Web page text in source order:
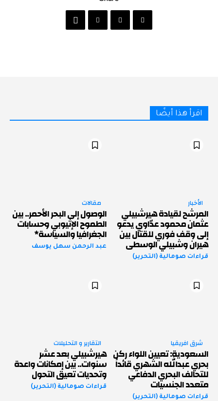
اقرأ هذا أيضًا
الأخبار
المرشح لقيادة هيرشبيلي
عثمان محمود عدّاوي يدعو
إلى وقف فوري للقتال بين
هيران وشبيلي الوسطى
قراءات صومالية (التحرير)
مقالات
الوصول إلى البحر الأحمر.. بين
الطموح الإثيوبي وحسابات
الجغرافيا والسياسة*
عبد الرحمن سهل يوسف
شرق افريقيا
السعودية: تعيين اللواء ركن
بحري عبدالله الشهري قائداً
للتحالف البحري الدفاعي
متعدد الجنسيات
قراءات صومالية (التحرير)
التقارير و التحليلات
هيرشبيلي بعد عشر
سنوات.. بين إمكانات واعدة
وتحديات تعيق التحول
قراءات صومالية (التحرير)